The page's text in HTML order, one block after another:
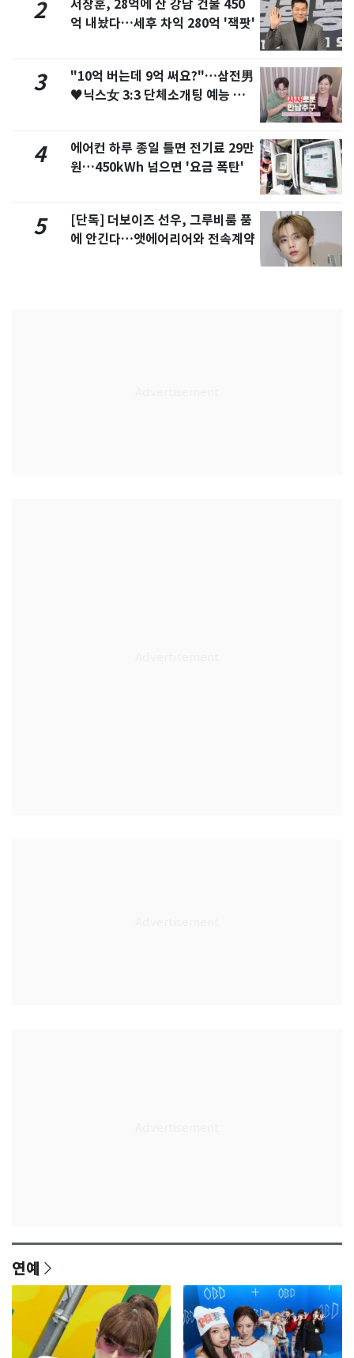
2
서장훈, 28억에 산 강남 건물 450
억 내놨다…세후 차익 280억 '잭팟'
3
"10억 버는데 9억 써요?"…삼전男
♥닉스女 3:3 단체소개팅 예능 화
4
에어컨 하루 종일 틀면 전기료 29만
원…450kWh 넘으면 '요금 폭탄'
5
[단독] 더보이즈 선우, 그루비룸 품
에 안긴다…앳에어리어와 전속계약
연예